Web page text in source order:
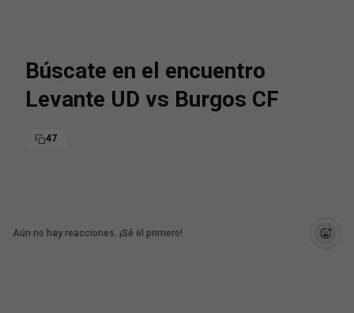
Búscate en el encuentro
Levante UD vs Burgos CF
47
Aún no hay reacciones. ¡Sé el primero!